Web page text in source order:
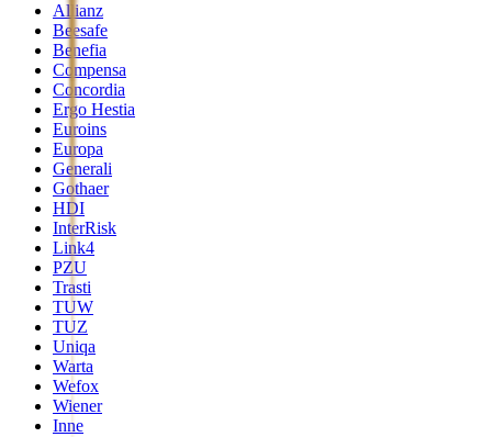
Allianz
Beesafe
Benefia
Compensa
Concordia
Ergo Hestia
Euroins
Europa
Generali
Gothaer
HDI
InterRisk
Link4
PZU
Trasti
TUW
TUZ
Uniqa
Warta
Wefox
Wiener
Inne